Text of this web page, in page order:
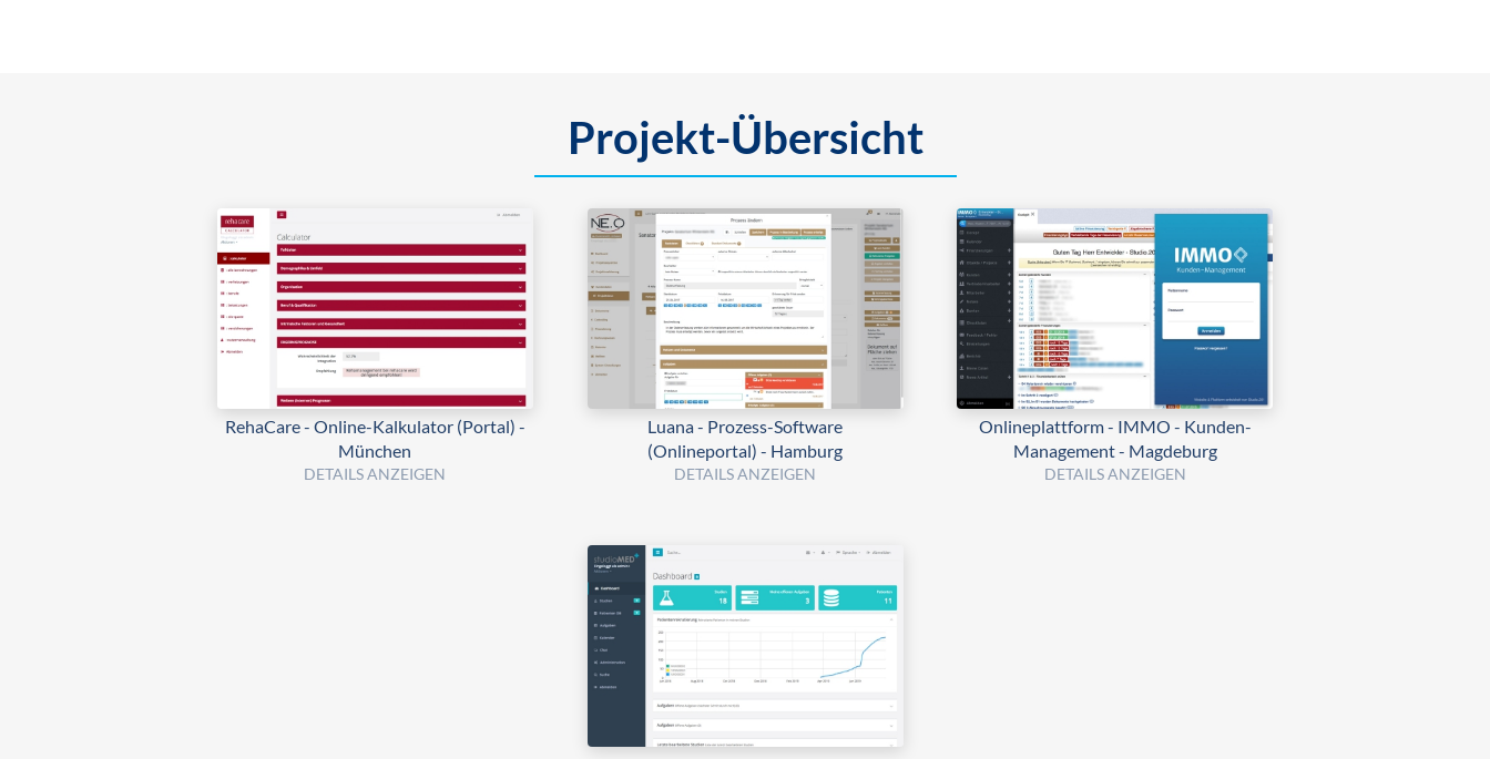
Projekt-Übersicht
RehaCare - Online-Kalkulator (Portal) -
München
DETAILS ANZEIGEN
Luana - Prozess-Software
(Onlineportal) - Hamburg
DETAILS ANZEIGEN
Onlineplattform - IMMO - Kunden-
Management - Magdeburg
DETAILS ANZEIGEN